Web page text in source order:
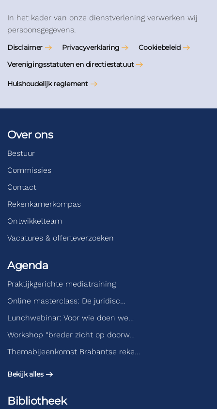
In het kader van onze dienstverlening verwerken wij
persoonsgegevens.
Disclaimer Privacyverklaring
Cookiebeleid
Verenigingsstatuten en directiestatuut
Huishoudelijk reglement
Over ons
Bestuur
Commissies
Contact
Rekenkamerkompas
Ontwikkelteam
Vacatures & offerteverzoeken
Agenda
Praktijkgerichte mediatraining
Online masterclass: De juridisc…
Lunchwebinar: Voor wie doen we…
Workshop “breder zicht op doorw…
Themabijeenkomst Brabantse reke…
Bekijk alles
Bibliotheek